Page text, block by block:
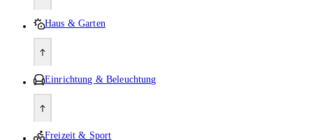
Haus & Garten
Einrichtung & Beleuchtung
Freizeit & Sport